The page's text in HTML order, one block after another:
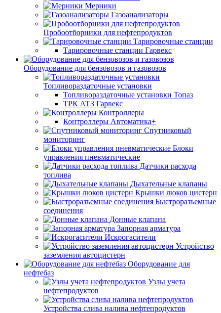
Мерники
Газоанализаторы
Пробоотборники для нефтепродуктов
Тарировочные станции
Тарировочные станции Гарвекс
Оборудование для бензовозов и газовозов
Топливораздаточные установки
Топливораздаточные установки Топаз
ТРК АТЗ Гарвекс
Контроллеры
Контроллеры Автоматика+
Спутниковый
мониторинг
Блоки
управления пневматические
Датчики расхода
топлива
Дыхательные клапаны
Крышки люков цистерн
Быстроразъемные
соединения
Донные клапана
Запорная арматура
Искрогасители
Устройство
заземления автоцистерн
Оборудование для
нефтебаз
Узлы учета
нефтепродуктов
Устройства слива налива нефтепродуктов